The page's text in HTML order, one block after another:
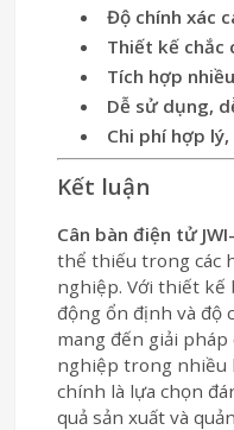
Độ chính xác
Thiết kế chắc
Tích hợp
Dễ sử dụng,
Chi phí hợp
Kết luận
Cân bàn điện tử
thể thiếu trong các
nghiệp. Với thiết kế
động ổn định và độ
mang đến giải
nghiệp trong nhiều
chính là lựa chọn
quả sản xuất và